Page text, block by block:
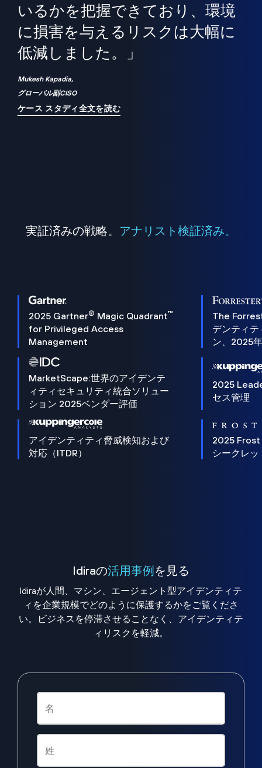
いるかを把握できており、環境
に損害を与えるリスクは大幅に
低減しました。」
Mukesh Kapadia,
グローバル副CISO
ケース スタディ全文を読む
実証済みの戦略。 アナリスト検証済み。
2025 Gartner® Magic Quadrant™
for Privileged Access
Management
The
デンティ
ン、2025
MarketScape:世界のアイデンテ
ィティセキュリティ統合ソリュー
ション 2025ベンダー評価
2025
セス管理
アイデンティティ脅威検知および
対応（ITDR）
2025 Frost
シークレッ
Idiraの活用事例を見る
Idiraが人間、マシン、エージェント型アイデンティテ
ィを企業規模でどのように保護するかをご覧くださ
い。ビジネスを停滞させることなく、アイデンティテ
ィリスクを軽減。